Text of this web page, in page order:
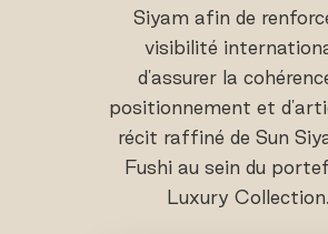
Siyam afin de
visibilité
d'assurer la
positionnement et
récit raffiné de Sun
Fushi au sein du
Luxury Collection.